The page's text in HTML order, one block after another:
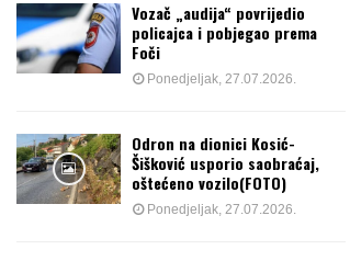
Vozač „audija“ povrijedio
policajca i pobjegao prema
Foči
Ponedjeljak, 27.07.2026.
Odron na dionici Kosić-
Šišković usporio saobraćaj,
oštećeno vozilo(FOTO)
Ponedjeljak, 27.07.2026.